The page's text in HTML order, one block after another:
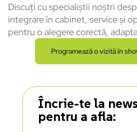
Discuți cu specialiștii noștri
integrare în cabinet, service și
pentru o alegere corectă,
Programează o vizită în
Încrie-te la
pentru a afla: